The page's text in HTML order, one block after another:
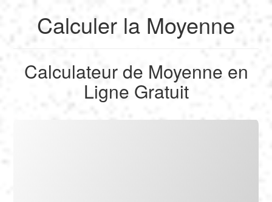
Calculer
English
Français
Deutsch
Calculer la Moyenne
Calculateur de Moyenne en
Ligne Gratuit